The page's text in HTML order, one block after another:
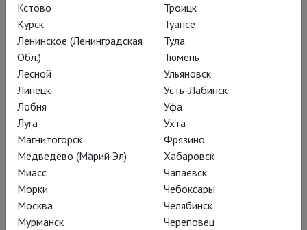
мистического романа Валерия
Брюсова. В ней возвратившийся из
Америки рыцарь Рупрехт встречает
одержимую огненным ангелом
Мадиэлем Ренату и пытается
овладеть телом бесноватой – «
побоюсь никакого демона в
сношениях с красивой женщиной,
если не боялся краснокожих с
отравленными стрелами
там – Ренате не до смертного, ее
душа навеки отдана Другому,
Кстово
Курск
Ленинское (Ленинградская
Обл.)
Лесной
Липецк
Лобня
Луга
Магнитогорск
Медведево (Марий Эл)
Миасс
Морки
Москва
Мурманск
Троицк
Туапсе
Тула
Тюмень
Ульяновск
Усть-Лабинск
Уфа
Ухта
Фрязино
Хабаровск
Чапаевск
Чебоксары
Челябинск
Череповец